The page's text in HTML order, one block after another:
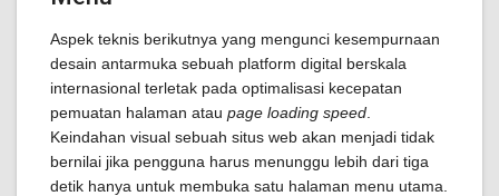
Aspek teknis berikutnya yang mengunci kesempurnaan
desain antarmuka sebuah platform digital berskala
internasional terletak pada optimalisasi kecepatan
pemuatan halaman atau page loading speed
Keindahan visual sebuah situs web akan menjadi tidak
bernilai jika pengguna harus menunggu lebih dari tiga
detik hanya untuk membuka satu halaman menu utama.